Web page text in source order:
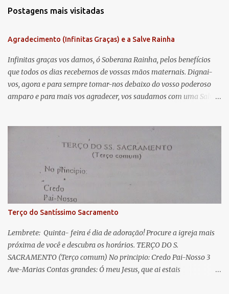
e
t
á
r
i
o
Postagens mais visitadas
Agradecimento (Infinitas Graças) e a Salve Rainha
Infinitas graças vos damos, ó Soberana Rainha, pelos benefícios
que todos os dias recebemos de vossas mãos maternais. Dignai-
vos, agora e para sempre tomar-nos debaixo do vosso poderoso
amparo e para mais vos agradecer, vos saudamos com uma Salve
lágrimas. Eia, pois, Advogada nossa, estes vossos olhos
misericordiosos a nós volvei, e depois deste desterro, mostrai-nos
Jesus. Bendito é o fruto do vosso ventre, ó clemente, ó piedosa, ó
doce e sempre Virgem Maria. Rogai por nós Santa Mãe de Deus.
Para que sejamos dignos das promessas de Cristo. Amém.
Terço do Santíssimo Sacramento
Lembrete: Quinta- feira é dia de adoração! Procure a igreja mais
próxima de você e descubra os horários. TERÇO DO S.
SACRAMENTO (Terço comum) No principio: Credo Pai-Nosso 3
Ave-Marias Contas grandes: Ó meu Jesus, que ai estais